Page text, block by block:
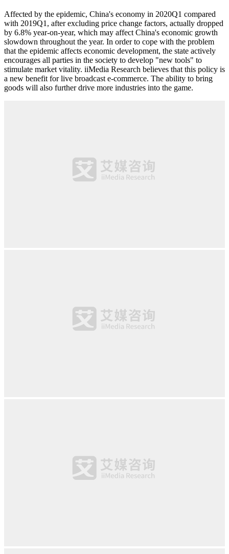
Affected by the epidemic, China's economy in 2020Q1 compared
with 2019Q1, after excluding price change factors, actually dropped
by 6.8% year-on-year, which may affect China's economic growth
slowdown throughout the year. In order to cope with the problem
that the epidemic affects economic development, the state actively
encourages all parties in the society to develop "new tools" to
stimulate market vitality. iiMedia Research believes that this policy is
a new benefit for live broadcast e-commerce. The ability to bring
goods will also further drive more industries into the game.